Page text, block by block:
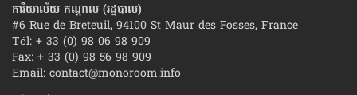
ការិយាល័យ កណ្ដាល (រដ្ឋបាល)
#6 Rue de Breteuil, 94100 St Maur des Fosses, France
Tél: + 33 (0) 98 06 98 909
Fax: + 33 (0) 98 56 98 909
Email: contact@monoroom.info